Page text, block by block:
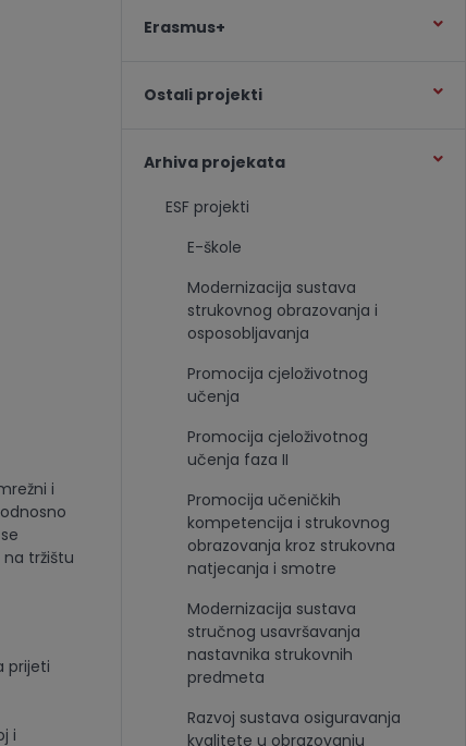
i
tržištu
prijeti
i
Erasmus+
Ostali projekti
Arhiva projekata
ESF projekti
E-škole
Modernizacija sustava
strukovnog obrazovanja i
osposobljavanja
Promocija cjeloživotnog
učenja
Promocija cjeloživotnog
učenja faza II
Promocija učeničkih
kompetencija i strukovnog
obrazovanja kroz strukovna
natjecanja i smotre
Modernizacija sustava
stručnog usavršavanja
nastavnika strukovnih
predmeta
Razvoj sustava osiguravanja
kvalitete u obrazovanju